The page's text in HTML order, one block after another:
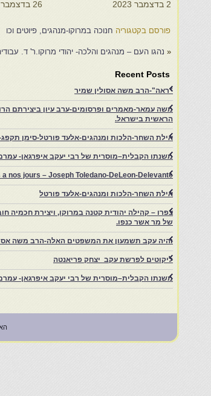
2 בדצמבר 2023
26 בדצמבר 2016
פורסם בקטגוריה חנוכה במרוקו-מנהגים, פיוטים וכו
« נהגו העם – מנהגים והלכה- יהודי מרוקו.ר' ד.
Recent Posts
"ראה"-הרב משה אסולין שמיר
משה עמאר-מאמרים ופרסומים-ערב עיון ביצירתם
הראשית בישראל.
אילת השחר-הלכות ומנהגים-אלעד פורטל-סימן
משנתו הקבלית–מוסרית של רבי יעקב איפרגאן-
nos jours – Joseph Toledano-DeLeon-Delevante.
אילת השחר-הלכות ומנהגים-אלעד פורטל
של מר אשר כנפו.
והיה עקב תשמעון את המשפטים האלה-הרב משה
ליקוטים לפרשת עקב יצחק פריאנטה
משנתו הקבלית–מוסרית של רבי יעקב איפרגאן-